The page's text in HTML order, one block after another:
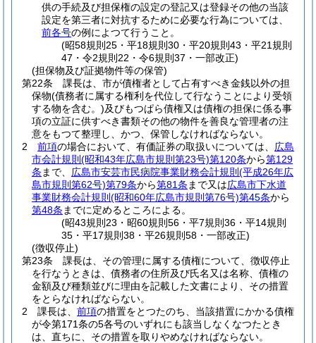
供の手続及び担保権の設定の登記又は登録その他の当該
設定を第三者に対抗するために必要な行為については、
前各号の例によつて行うこと。
(昭58規則25・平18規則30・平20規則43・平21規則
47・令2規則22・令6規則37・一部改正)
(担保物及び証拠物件等の保管)
第22条
課長は、市が債権者として占有すべき金銭以外の担
保物(債務者に属する権利を代位して行なうことにより受領
する物を含む。)及びもつぱら債権又は債権の担保に係る事
項の立証に供すべき書類その他の物件を善良な管理者の注
意をもつて整理し、かつ、保管しなければならない。
2
前項の場合において、有価証券の取扱いについては、 広島
市会計規則 (昭和43年広島市規則第23号)第120条から第129
条 まで、 広島市安芸市民病院事業財務会計規則 (平成26年広
島市規則第62号)第79条から第81条 まで又は広島市下水道
事業財務会計規則 (昭和60年広島市規則第76号)第45条から
第48条 までに定めるところによる。
(昭43規則23・昭60規則56・平7規則36・平14規則
35・平17規則38・平26規則58・一部改正)
(徴収停止)
第23条
課長は、その管理に属する債権について、徴収停止
を行なうときは、債務者の住所及び氏名又は名称、債権の
金額及び種類並びに理由を記載した文書により、その措置
をとらなければならない。
2
課長は、 前項の措置をとつたのち、当該措置にかかる債権
が令第171条の5各号のいずれにも該当しなくなつたとき
は、直ちに、その措置を取りやめなければならない。